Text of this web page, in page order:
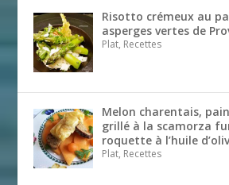
Risotto crémeux au
asperges vertes de
Plat, Recettes
Melon charentais,
grillé à la scamorza
roquette à l’huile
Plat, Recettes